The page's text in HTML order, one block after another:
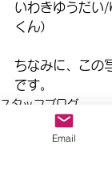
いわきゆうだい
くん）
ちなみに、この
です。
スタッフブログ
Email